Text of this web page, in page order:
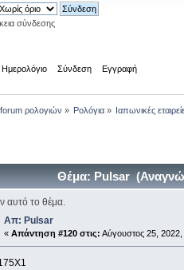
σύνδεσης
Ημερολόγιο Σύνδεση Εγγραφή
ρολογιών » Ρολόγια » Ιαπωνικές
Θέμα: Pulsar
αυτό το θέμα.
Απ: Pulsar
« Απάντηση #120 στις: Αύγουστος 25,